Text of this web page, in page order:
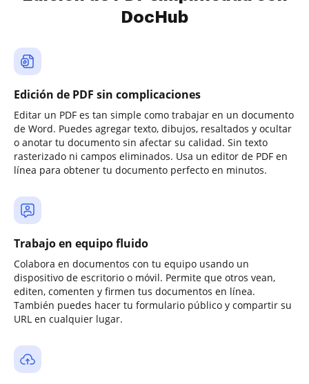
DocHub
Edición de PDF sin complicaciones
Editar un PDF es tan simple como trabajar en un documento
de Word. Puedes agregar texto, dibujos, resaltados y ocultar
o anotar tu documento sin afectar su calidad. Sin texto
rasterizado ni campos eliminados. Usa un editor de PDF en
línea para obtener tu documento perfecto en minutos.
Trabajo en equipo fluido
Colabora en documentos con tu equipo usando un
dispositivo de escritorio o móvil. Permite que otros vean,
editen, comenten y firmen tus documentos en línea.
También puedes hacer tu formulario público y compartir su
URL en cualquier lugar.